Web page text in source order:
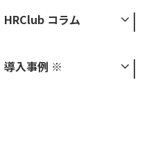
HRClub コラム
導入事例 ※